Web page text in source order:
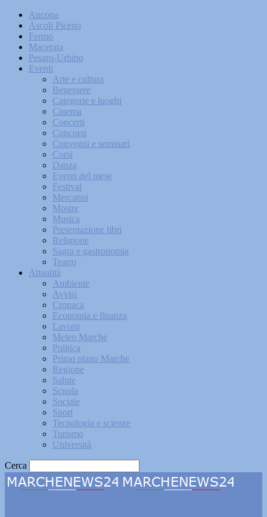
Ancona
Ascoli Piceno
Fermo
Macerata
Pesaro-Urbino
Eventi
Arte e cultura
Benessere
Categorie e luoghi
Cinema
Concerti
Concorsi
Convegni e seminari
Corsi
Danza
Eventi del mese
Festival
Mercatini
Mostre
Musica
Presentazione libri
Religione
Sagra e gastronomia
Teatro
Attualità
Ambiente
Avvisi
Cronaca
Economia e finanza
Lavoro
Meteo Marche
Politica
Primo piano Marche
Regione
Salute
Scuola
Sociale
Sport
Tecnologia e scienze
Turismo
Università
Cerca